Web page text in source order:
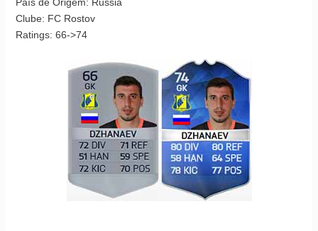
País de Origem: Rússia
Clube: FC Rostov
Ratings: 66->74